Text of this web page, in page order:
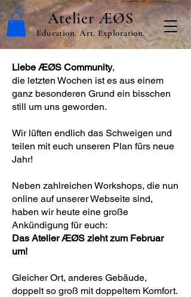
Atelier ÆØS
Education. Art. Exploration.
Liebe ÆØS Community,
die letzten Wochen ist es aus einem
ganz besonderen Grund ein bisschen
still um uns geworden.
Wir lüften endlich das Schweigen und
teilen mit euch unseren Plan fürs neue
Jahr!
Neben zahlreichen Workshops, die nun
online auf unserer Webseite sind,
haben wir heute eine große
Ankündigung für euch:
Das Atelier ÆØS zieht zum Februar
um!
Gleicher Ort, anderes Gebäude,
doppelt so groß mit doppeltem Komfort.